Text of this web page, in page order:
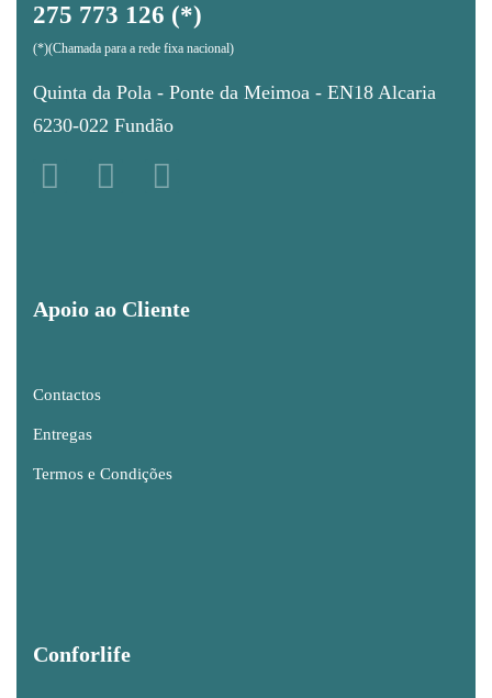
275 773 126 (*)
(*)(Chamada para a rede fixa nacional)
Quinta da Pola - Ponte da Meimoa - EN18 Alcaria
6230-022 Fundão
Apoio ao Cliente
Contactos
Entregas
Termos e Condições
Conforlife